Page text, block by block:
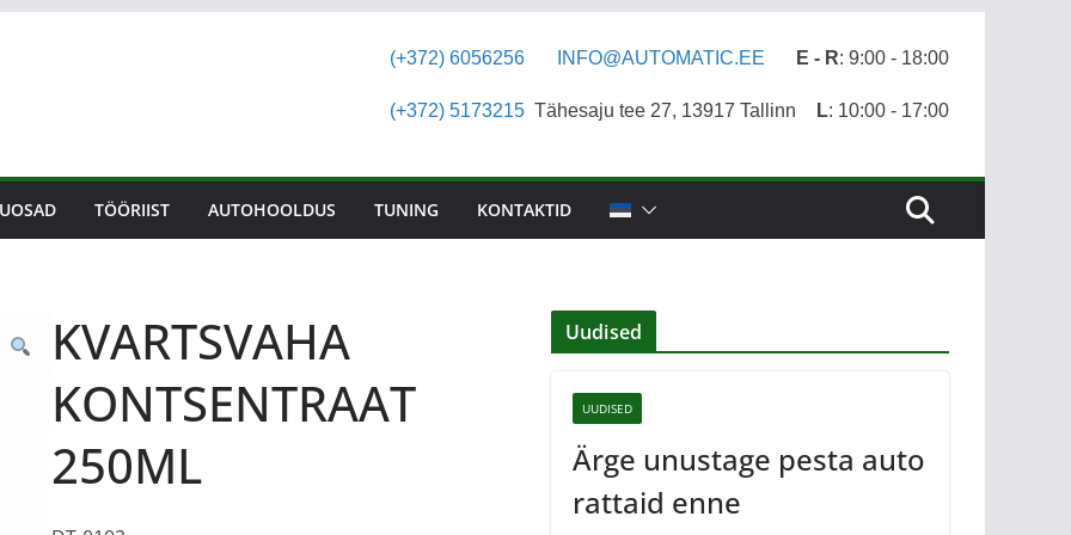
(+372) 6056256
(+372) 5173215
INFO@AUTOMATIC.EE
Tähesaju tee 27, 13917 Tallinn
E - R: 9:00 - 18:00
L: 10:00 - 17:00
TÖÖRIIST AUTOHOOLDUS TUNING KONTAKTID
KVARTSVAHA
KONTSENTRAAT
250ML
Uudised
UUDISED
Ärge unustage pesta auto
rattaid enne